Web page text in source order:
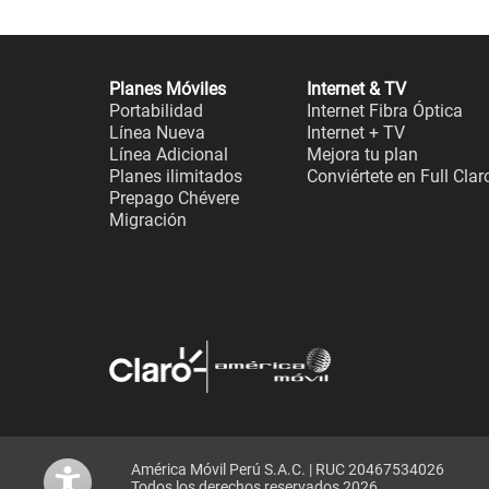
Planes Móviles
Portabilidad
Línea Nueva
Línea Adicional
Planes ilimitados
Prepago Chévere
Migración
Internet & TV
Internet Fibra Óptica
Internet + TV
Mejora tu plan
Conviértete en Full
América Móvil Perú S.A.C. | RUC 20467534026